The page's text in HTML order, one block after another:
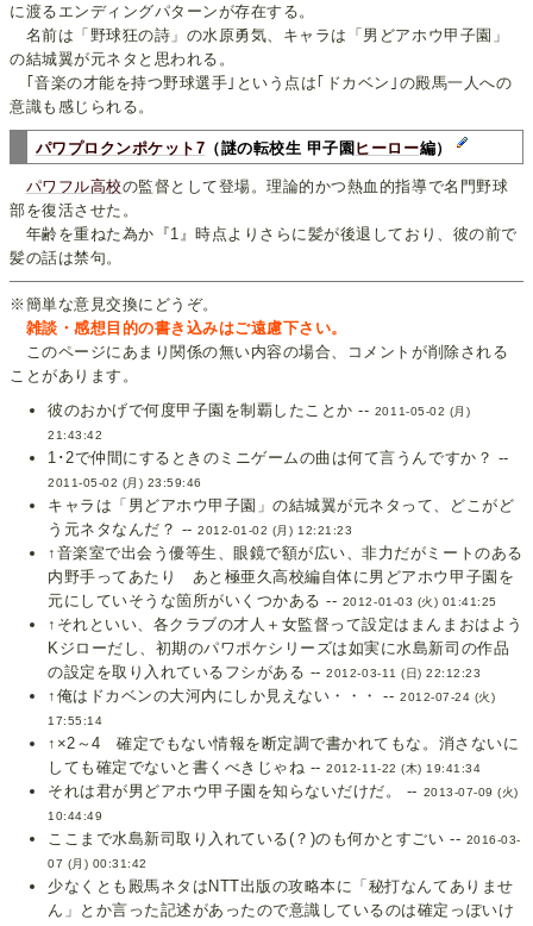
に渡るエンディングパターンが存在する。
名前は「野球狂の詩」の水原勇気、キャラは「男どアホウ甲子園」
の結城翼が元ネタと思われる。
｢音楽の才能を持つ野球選手｣という点は｢ドカベン｣の殿馬一人への
意識も感じられる。
パワプロクンポケット7 （謎の転校生 甲子園 ヒーロー編）
パワフル高校の監督として登場。理論的かつ熱血的指導で名門野球
部を復活させた。
年齢を重ねた為か『1』時点よりさらに髪が後退しており、彼の前で
髪の話は禁句。
※簡単な意見交換にどうぞ。
雑談・感想目的の書き込みはご遠慮下さい。
このページにあまり関係の無い内容の場合、コメントが削除される
ことがあります。
彼のおかげで何度甲子園を制覇したことか -- 2011-05-02 (月)
21:43:42
1･2で仲間にするときのミニゲームの曲は何て言うんですか？ --
2011-05-02 (月) 23:59:46
キャラは「男どアホウ甲子園」の結城翼が元ネタって、どこがど
う元ネタなんだ？ --2012-01-02 (月) 12:21:23
↑音楽室で出会う優等生、眼鏡で額が広い、非力だがミートのある
内野手ってあたり あと極亜久高校編自体に男どアホウ甲子園を
元にしていそうな箇所がいくつかある -- 2012-01-03 (火) 01:41:25
↑それといい、各クラブの才人＋女監督って設定はまんまおはよう
Kジローだし、初期のパワポケシリーズは如実に水島新司の作品
の設定を取り入れているフシがある --2012-03-11 (日) 22:12:23
↑俺はドカベンの大河内にしか見えない・・・ -- 2012-07-24 (火)
17:55:14
↑×2～4 確定でもない情報を断定調で書かれてもな。消さないに
しても確定でないと書くべきじゃね --2012-11-22 (木) 19:41:34
それは君が男どアホウ甲子園を知らないだけだ。 -- 2013-07-09 (火)
10:44:49
ここまで水島新司取り入れている(？)のも何かとすごい -- 2016-03-
07 (月) 00:31:42
少なくとも殿馬ネタはNTT出版の攻略本に「秘打なんてありませ
ん」とか言った記述があったので意識しているのは確定っぽいけ